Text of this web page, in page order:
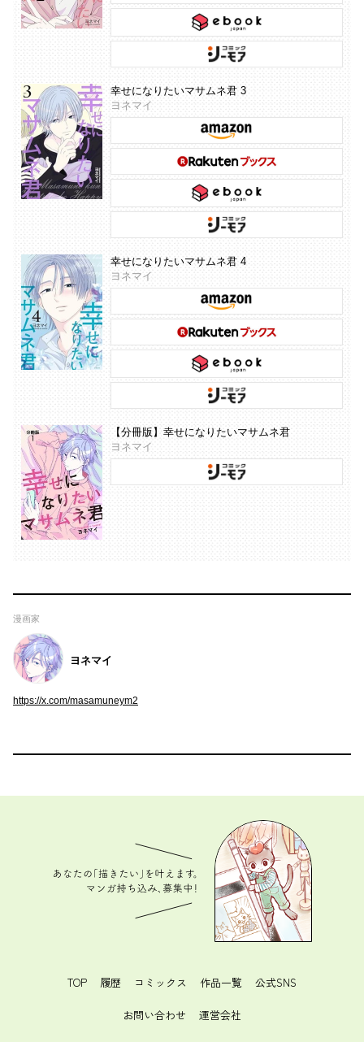
幸せになりたいマサムネ君 3
ヨネマイ
幸せになりたいマサムネ君 4
ヨネマイ
【分冊版】幸せになりたいマサムネ君
ヨネマイ
漫画家
ヨネマイ
https://x.com/masamuneym2
TOP 履歴 コミックス 作品一覧 公式SNS
お問い合わせ 運営会社
あなたの「描きたい」を叶えます。 マンガ持ち込
み、募集中！